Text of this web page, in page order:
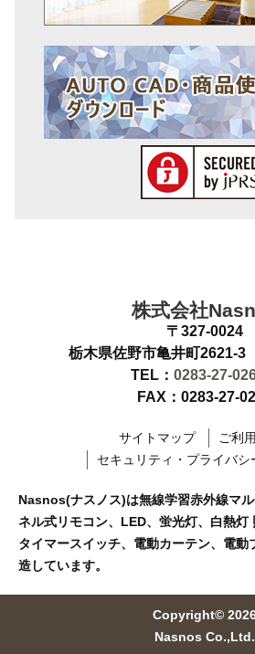
株式会社
〒327-0024
栃木県佐野市亀井町2621-
TEL： 0283-27-
FAX：0283-27-
サイトマップ
ご利
セキュリティ・プライバシ
Nasnos(ナスノス)は無線学習赤外線マ
ネル式リモコン、LED、蛍光灯、白熱灯
タイマースイッチ、電動カーテン、電動
造しています。
Copyright©
Nasnos Co.,Ltd.